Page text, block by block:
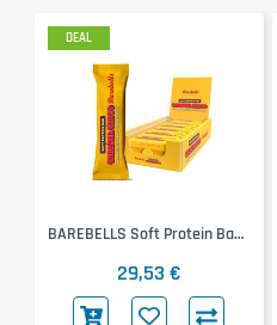
DEAL
BAREBELLS Soft Protein Bar
29,53 €